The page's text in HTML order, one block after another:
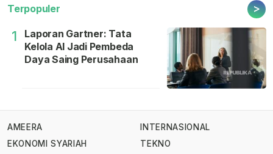
Terpopuler >
1
Laporan Gartner: Tata
Kelola AI Jadi Pembeda
Daya Saing Perusahaan
AMEERA
EKONOMI SYARIAH
INTERNASIONAL
TEKNO